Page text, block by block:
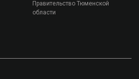
Правительство Тюменской
области